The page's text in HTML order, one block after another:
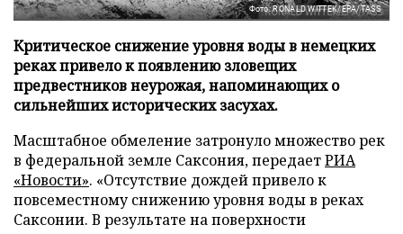
Фото: RONALD WITTEK/EPA/TASS
Критическое снижение уровня воды в немецких
реках привело к появлению зловещих
предвестников неурожая, напоминающих о
сильнейших исторических засухах.
Масштабное обмеление затронуло множество рек
в федеральной земле Саксония, передаетРИА
«Новости». «Отсутствие дождей привело к
повсеместному снижению уровня воды в реках
Саксонии. В результате на поверхности